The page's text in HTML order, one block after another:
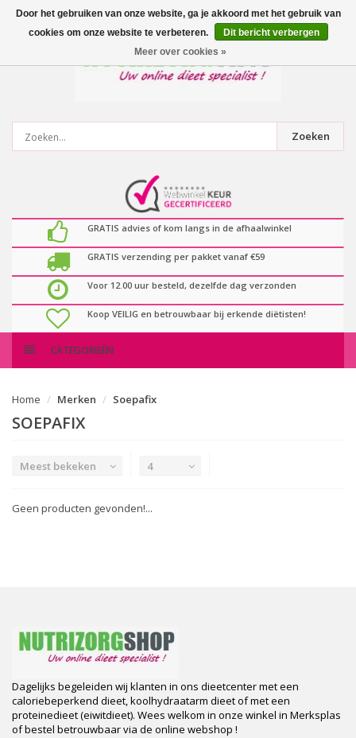
0artikelen
Zoeken
GRATIS advies of kom langs in de afhaalwinkel
GRATIS verzending per pakket vanaf €59
Voor 12.00 uur besteld, dezelfde dag verzonden
Koop VEILIG en betrouwbaar bij erkende diëtisten!
CATEGORIEËN
Home Merken Soepafix
SOEPAFIX
Meest bekeken 4
Geen producten gevonden!...
Dagelijks begeleiden wij klanten in ons dieetcenter met een
caloriebeperkend dieet, koolhydraatarm dieet of met een
proteinedieet (eiwitdieet). Wees welkom in onze winkel in Merksplas
of bestel betrouwbaar via de online webshop !
Door het gebruiken van onze website, ga je akkoord met het gebruik van
cookies om onze website te verbeteren.
Dit bericht verbergen
Meer over cookies »